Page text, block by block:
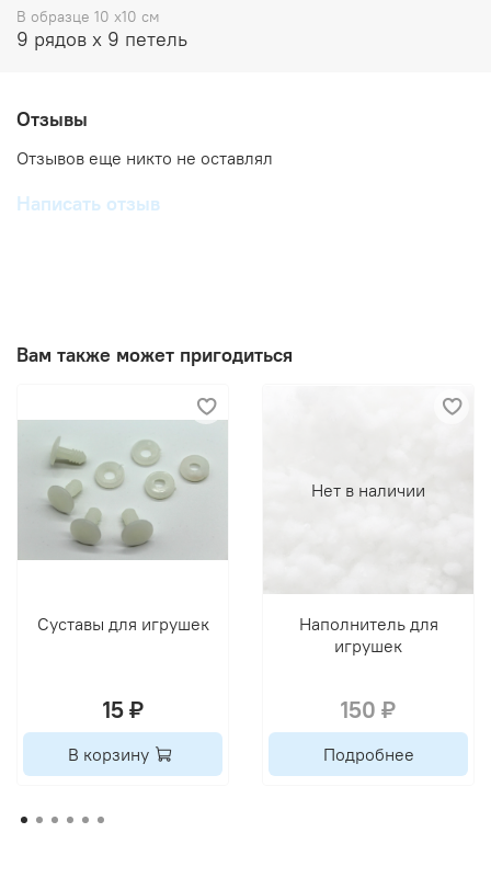
В образце 10 x10 см
9 рядов х 9 петель
Отзывы
Отзывов еще никто не оставлял
Написать отзыв
Вам также может пригодиться
Суставы для игрушек
15 ₽
В корзину
Нет в наличии
Наполнитель для
игрушек
150 ₽
Подробнее